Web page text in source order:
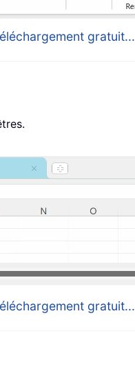
gratuit...
gratuit...